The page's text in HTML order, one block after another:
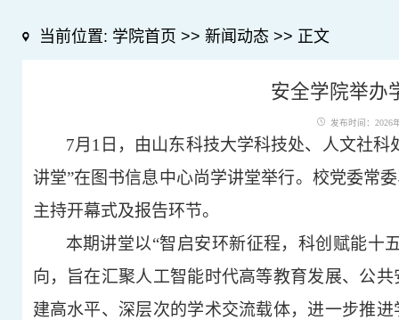
当前位置: 学院首页 >> 新闻动态 >> 正文
安全学院举办
发布时间：2026
7月1日，由山东科技大学科技处、人文社
讲堂”在图书信息中心尚学讲堂举行。校党委常
主持开幕式及报告环节。
本期讲堂以“智启安环新征程，科创赋能十
向，旨在汇聚人工智能时代高等教育发展、公
建高水平、深层次的学术交流载体，进一步推